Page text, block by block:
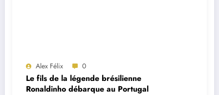
Alex Félix 0
Le fils de la légende brésilienne
Ronaldinho débarque au Portugal